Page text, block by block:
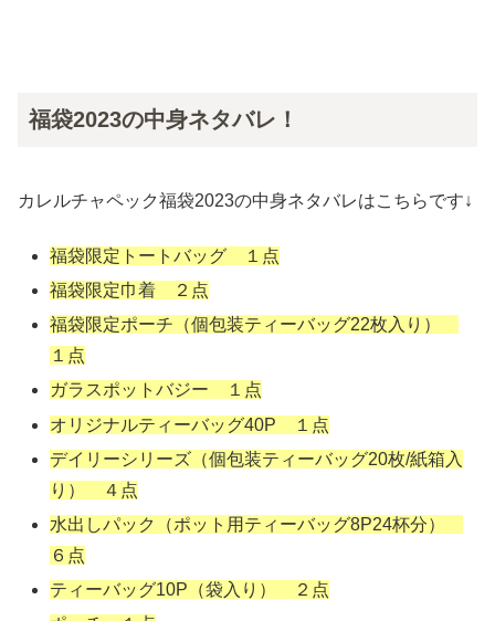
福袋2023の中身ネタバレ！
カレルチャペック福袋2023の中身ネタバレはこちらです↓
福袋限定トートバッグ １点
福袋限定巾着 ２点
福袋限定ポーチ（個包装ティーバッグ22枚入り）
１点
ガラスポットバジー １点
オリジナルティーバッグ40P １点
デイリーシリーズ（個包装ティーバッグ20枚/紙箱入
り） ４点
水出しパック（ポット用ティーバッグ8P24杯分）
６点
ティーバッグ10P（袋入り） ２点